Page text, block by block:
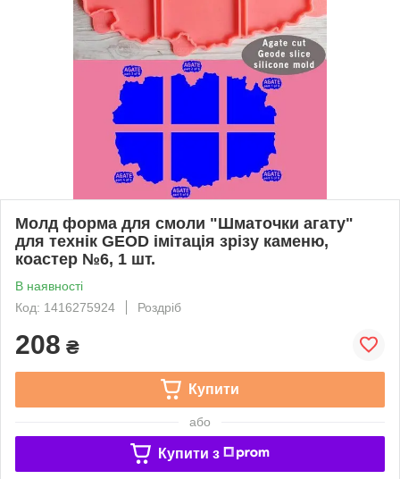
Молд форма для смоли "Шматочки агату"
для технік GEOD імітація зрізу каменю,
коастер №6, 1 шт.
В наявності
Код: 1416275924
Роздріб
208 ₴
Купити
або
Купити з